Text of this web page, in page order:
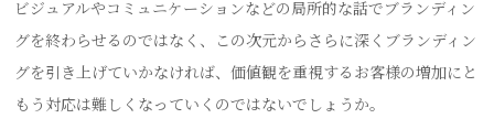
ビジュアルやコミュニケーションなどの局所的な話でブランディン
グを終わらせるのではなく、この次元からさらに深くブランディン
グを引き上げていかなければ、価値観を重視するお客様の増加にと
もう対応は難しくなっていくのではないでしょうか。